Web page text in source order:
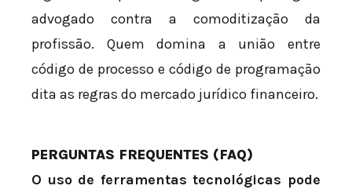
advogado contra a comoditização da
profissão. Quem domina a união entre
código de processo e código de programação
dita as regras do mercado jurídico financeiro.
PERGUNTAS FREQUENTES (FAQ)
O uso de ferramentas tecnológicas pode